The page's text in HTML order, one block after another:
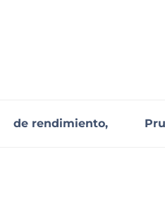
de rendimiento,